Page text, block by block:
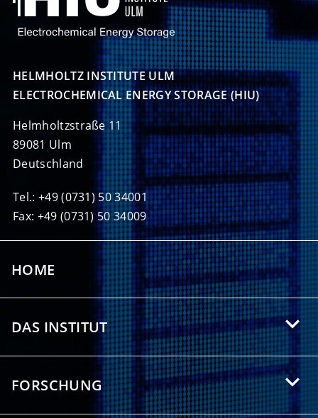
HELMHOLTZ INSTITUTE ULM
ELECTROCHEMICAL ENERGY STORAGE (HIU)
Helmholtzstraße 11
89081 Ulm
Deutschland
Tel.: +49 (0731) 50 34001
Fax: +49 (0731) 50 34009
HOME
DAS INSTITUT
Angebote für Studierende
FORSCHUNG